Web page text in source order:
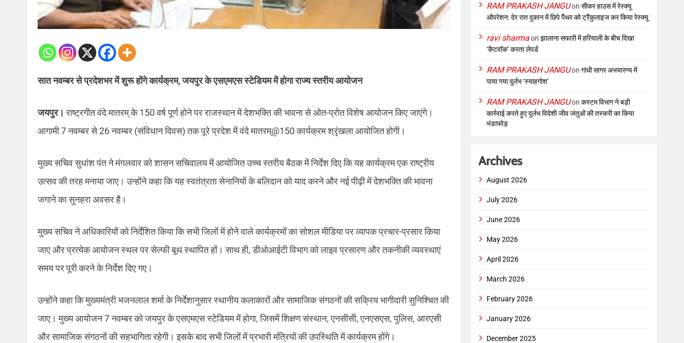
सात नवम्बर से प्रदेशभर में शुरू होंगे कार्यक्रम, जयपुर के एसएमएस स्टेडियम में होगा राज्य स्तरीय आयोजन
जयपुर। राष्ट्रगीत वंदे मातरम् के 150 वर्ष पूर्ण होने पर राजस्थान में देशभक्ति की भावना से ओत-प्रोत विशेष आयोजन किए जाएंगे।
आगामी 7 नवम्बर से 26 नवम्बर (संविधान दिवस) तक पूरे प्रदेश में वंदे मातरम्@150 कार्यक्रम श्रृंखला आयोजित होगी।
मुख्य सचिव सुधांश पंत ने मंगलवार को शासन सचिवालय में आयोजित उच्च स्तरीय बैठक में निर्देश दिए कि यह कार्यक्रम एक राष्ट्रीय
उत्सव की तरह मनाया जाए। उन्होंने कहा कि यह स्वतंत्रता सेनानियों के बलिदान को याद करने और नई पीढ़ी में देशभक्ति की भावना
जगाने का सुनहरा अवसर है।
मुख्य सचिव ने अधिकारियों को निर्देशित किया कि सभी जिलों में होने वाले कार्यक्रमों का सोशल मीडिया पर व्यापक प्रचार-प्रसार किया
जाए और प्रत्येक आयोजन स्थल पर सेल्फी बूथ स्थापित हों। साथ ही, डीओआईटी विभाग को लाइव प्रसारण और तकनीकी व्यवस्थाएं
समय पर पूरी करने के निर्देश दिए गए।
उन्होंने कहा कि मुख्यमंत्री भजनलाल शर्मा के निर्देशानुसार स्थानीय कलाकारों और सामाजिक संगठनों की सक्रिय भागीदारी सुनिश्चित की
जाए। मुख्य आयोजन 7 नवम्बर को जयपुर के एसएमएस स्टेडियम में होगा, जिसमें शिक्षण संस्थान, एनसीसी, एनएसएस, पुलिस, आरएसी
और सामाजिक संगठनों की सहभागिता रहेगी। इसके बाद सभी जिलों में प्रभारी मंत्रियों की उपस्थिति में कार्यक्रम होंगे।
RAM PRAKASH JANGUonसीकर हाउस में रेस्क्यू
ऑपरेशन: देर रात दुकान में छिपे पैंथर को ट्रैंकुलाइज कर किया रेस्क्यू
ravi sharmaonझालाना सफारी में हरियाली के बीच दिखा
‘कैटवॉक’ करता लेपर्ड
RAM PRAKASH JANGUonगांधी सागर अभयारण्य में
पाया गया दुर्लभ ‘स्याहगोश’
RAM PRAKASH JANGUonकस्टम विभाग ने बड़ी
कार्रवाई करते हुए दुर्लभ विदेशी जीव जंतुओं की तस्करी का किया
भंडाफोड़
Archives
August 2026
July 2026
June 2026
May 2026
April 2026
March 2026
February 2026
January 2026
December 2025